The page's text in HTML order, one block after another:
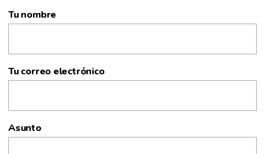
Tu nombre
Tu correo electrónico
Asunto